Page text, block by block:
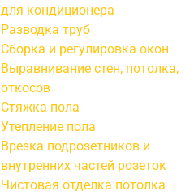
для кондиционера
Разводка труб
Сборка и регулировка окон
Выравнивание стен, потолка,
откосов
Стяжка пола
Утепление пола
Врезка подрозетников и
внутренних частей розеток
Чистовая отделка потолка